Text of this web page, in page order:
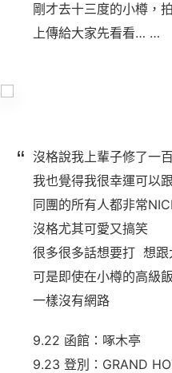
剛才去十三度的小樽，
上傳給大家先看看… …
沒格說我上輩子修了一
我也覺得我很幸運可以
同團的所有人都非常
沒格尤其可愛又搞笑
很多很多話想要打 想跟
可是即使在小樽的高級
一樣沒有網路
9.22 函館：啄木亭
9.23 登別：GRAND